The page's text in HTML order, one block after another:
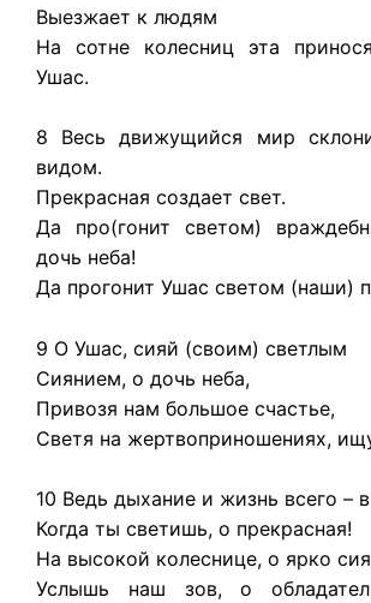
Выезжает к людям
На сотне колесниц эта
Ушас.
8 Весь движущийся мир
видом.
Прекрасная создает свет.
Да про(гонит светом)
дочь неба!
Да прогонит Ушас светом (наши)
9 О Ушас, сияй (своим) светлым
Сиянием, о дочь неба,
Привозя нам большое счастье,
Светя на жертвоприношениях,
10 Ведь дыхание и жизнь всего –
Когда ты светишь, о прекрасная!
На высокой колеснице, о ярко
Услышь наш зов, о